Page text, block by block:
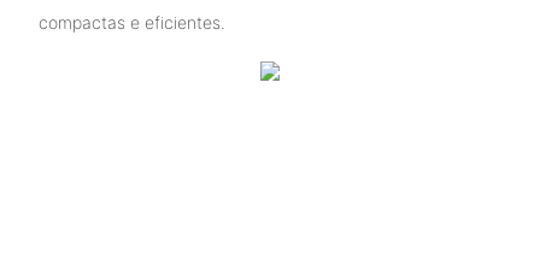
compactas e eficientes.